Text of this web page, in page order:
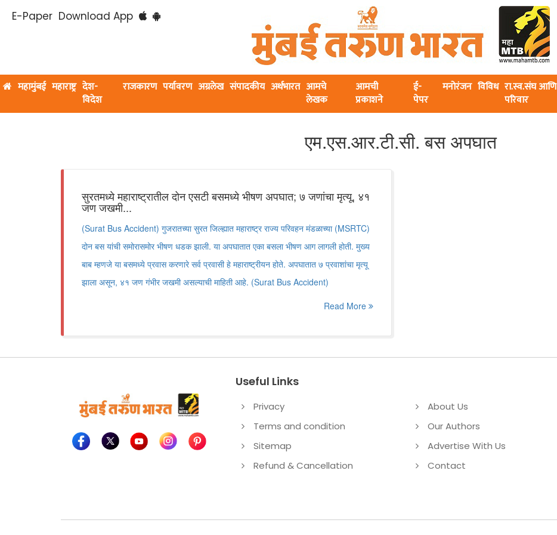
E-Paper Download App
महामुंबई महाराष्ट्र देश-
विदेश
राजकारण पर्यावरण अग्रलेख संपादकीय अर्थभारत आमचे
लेखक
आमची
प्रकाशने
ई-
पेपर
मनोरंजन विविध रा.स्व.संघ आणि
परिवार
एम.एस.आर.टी.सी. बस अपघात
सुरतमध्ये महाराष्ट्रातील दोन एसटी बसमध्ये भीषण अपघात; ७ जणांचा मृत्यू, ४१
जण जखमी...
(Surat Bus Accident) गुजरातच्या सुरत जिल्ह्यात महाराष्ट्र राज्य परिवहन मंडळाच्या (MSRTC)
दोन बस यांची समोरासमोर भीषण धडक झाली. या अपघातात एका बसला भीषण आग लागली होती. मुख्य
बाब म्हणजे या बसमध्ये प्रवास करणारे सर्व प्रवासी हे महाराष्ट्रीयन होते. अपघातात ७ प्रवाशांचा मृत्यू
झाला असून, ४१ जण गंभीर जखमी असल्याची माहिती आहे. (Surat Bus Accident)
Read More
Useful Links
Privacy
Terms and condition
Sitemap
Refund & Cancellation
About Us
Our Authors
Advertise With Us
Contact